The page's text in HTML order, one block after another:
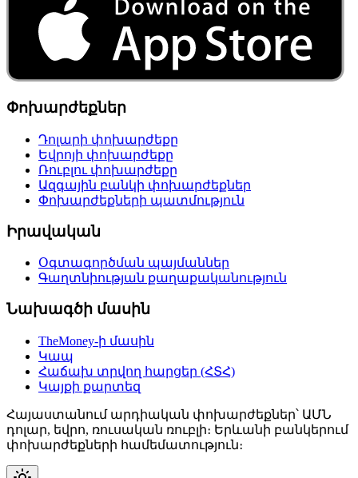
Փոխարժեքներ
Դոլարի փոխարժեքը
Եվրոյի փոխարժեքը
Ռուբլու փոխարժեքը
Ազգային բանկի փոխարժեքներ
Փոխարժեքների պատմություն
Իրավական
Օգտագործման պայմաններ
Գաղտնիության քաղաքականություն
Նախագծի մասին
TheMoney-ի մասին
Կապ
Հաճախ տրվող հարցեր (ՀՏՀ)
Կայքի քարտեզ
Հայաստանում արդիական փոխարժեքներ՝ ԱՄՆ
դոլար, եվրո, ռուսական ռուբլի։ Երևանի բանկերում
փոխարժեքների համեմատություն։